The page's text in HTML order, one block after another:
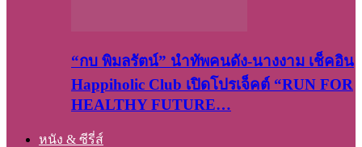
“กบ พิมลรัตน์” นำทัพคนดัง-นางงาม เช็คอิน
Happiholic Club เปิดโปรเจ็คต์ “RUN FOR
HEALTHY FUTURE…
หนัง & ซีรี่ส์